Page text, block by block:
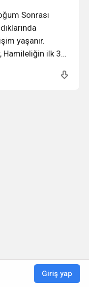
Giriş yap
Sonrası
yaşanır.
Hamileliğin ilk 3